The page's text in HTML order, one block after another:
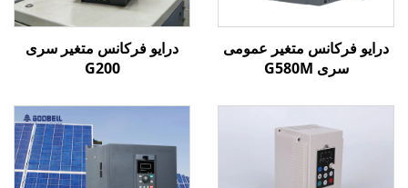
درایو فرکانس متغیر عمومی
سری G580M
درایو فرکانس متغیر سری
G200